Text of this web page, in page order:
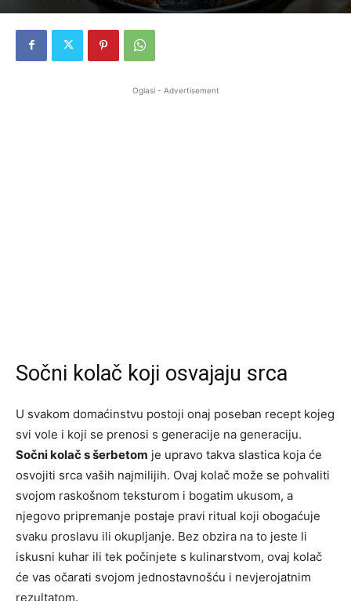
Oglasi - Advertisement
Sočni kolač koji osvajaju srca
U svakom domaćinstvu postoji onaj poseban recept kojeg
svi vole i koji se prenosi s generacije na generaciju.
Sočni kolač s šerbetom je upravo takva slastica koja će
osvojiti srca vaših najmilijih. Ovaj kolač može se pohvaliti
svojom raskošnom teksturom i bogatim ukusom, a
njegovo pripremanje postaje pravi ritual koji obogaćuje
svaku proslavu ili okupljanje. Bez obzira na to jeste li
iskusni kuhar ili tek počinjete s kulinarstvom, ovaj kolač
će vas očarati svojom jednostavnošću i nevjerojatnim
rezultatom.